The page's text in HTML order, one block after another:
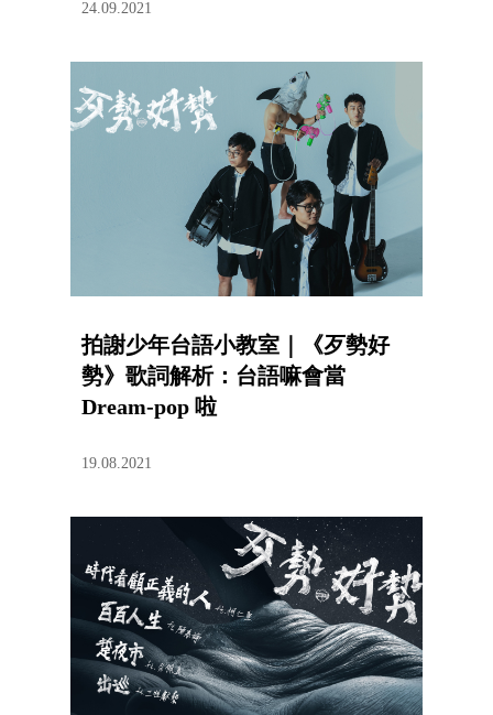
24.09.2021
拍謝少年台語小教室｜《歹勢好
勢》歌詞解析：台語嘛會當
Dream-pop 啦
19.08.2021